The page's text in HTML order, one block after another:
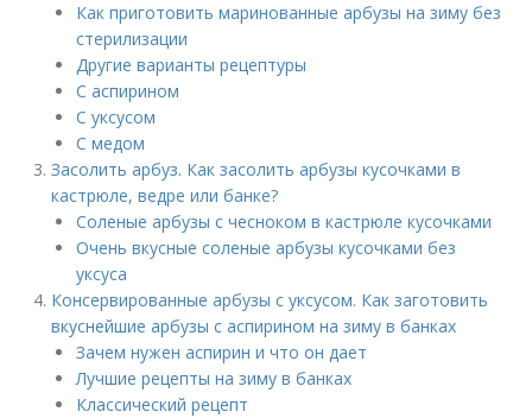
Как приготовить маринованные арбузы на зиму без
стерилизации
Другие варианты рецептуры
С аспирином
С уксусом
С медом
Засолить арбуз. Как засолить арбузы кусочками в
кастрюле, ведре или банке?
Соленые арбузы с чесноком в кастрюле кусочками
Очень вкусные соленые арбузы кусочками без
уксуса
Консервированные арбузы с уксусом. Как заготовить
вкуснейшие арбузы с аспирином на зиму в банках
Зачем нужен аспирин и что он дает
Лучшие рецепты на зиму в банках
Классический рецепт